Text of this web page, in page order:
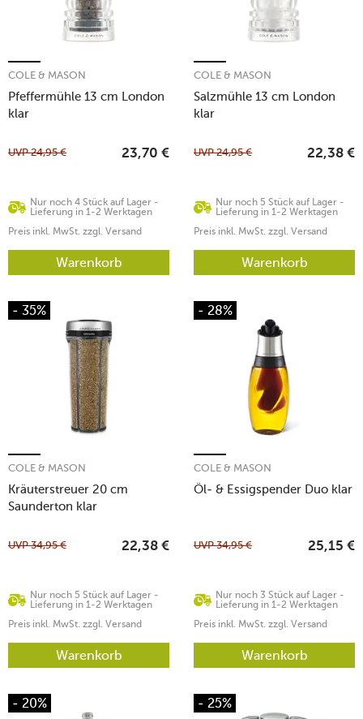
Pfeffermühle 13 cm London
klar
COLE & MASON
Nur noch 4 Stück auf Lager -
Lieferung in 1-2 Werktagen
UVP24,95 € 23,70 €
Preis inkl. MwSt. zzgl. Versand
Warenkorb
Salzmühle 13 cm London
klar
COLE & MASON
Nur noch 5 Stück auf Lager -
Lieferung in 1-2 Werktagen
UVP24,95 € 22,38 €
Preis inkl. MwSt. zzgl. Versand
Warenkorb
- 35%
Kräuterstreuer 20 cm
Saunderton klar
COLE & MASON
Nur noch 5 Stück auf Lager -
Lieferung in 1-2 Werktagen
UVP34,95 € 22,38 €
Preis inkl. MwSt. zzgl. Versand
Warenkorb
- 28%
Öl- & Essigspender Duo klar
COLE & MASON
Nur noch 3 Stück auf Lager -
Lieferung in 1-2 Werktagen
UVP34,95 € 25,15 €
Preis inkl. MwSt. zzgl. Versand
Warenkorb
- 20% - 25%